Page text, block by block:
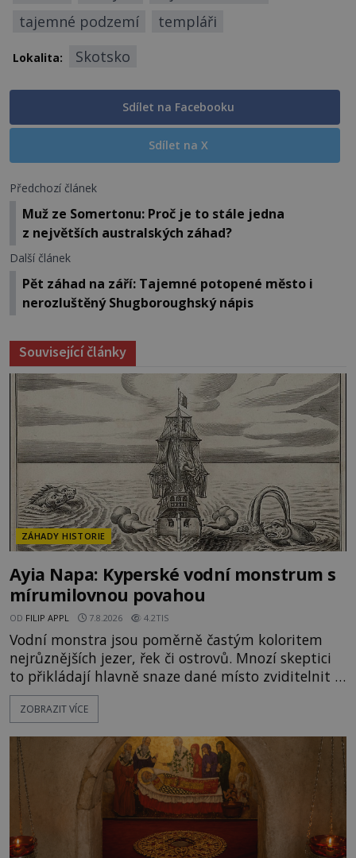
tajemné podzemí
templáři
Lokalita: Skotsko
Sdílet na Facebooku
Sdílet na X
Předchozí článek
Muž ze Somertonu: Proč je to stále jedna
z největších australských záhad?
Další článek
Pět záhad na září: Tajemné potopené město i
nerozluštěný Shugboroughský nápis
Související články
ZÁHADY HISTORIE
Ayia Napa: Kyperské vodní monstrum s
mírumilovnou povahou
OD FILIP APPL 7.8.2026 4.2TIS
Vodní monstra jsou poměrně častým koloritem
nejrůznějších jezer, řek či ostrovů. Mnozí skeptici
to přikládají hlavně snaze dané místo zviditelnit a
přitáhnout k němu pozornost záhadám
nakloněných turistů. Je to také případ kyperského
legendami o něm ukrývat nějaký pravdivý základ?
V blízkosti Mysu Greco, jak se přez
ZOBRAZIT VÍCE